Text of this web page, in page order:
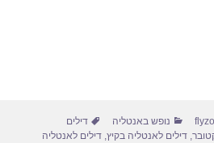
flyzol קטגוריות
נופש באנטליה תגיות
דילים
,דילים לאנטליה בקיץ,דילים לאנטליה